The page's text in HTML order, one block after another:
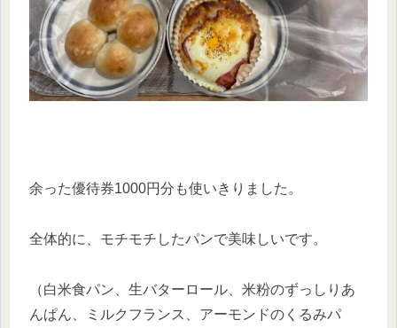
余った優待券1000円分も使いきりました。
全体的に、モチモチしたパンで美味しいです。
（白米食パン、生バターロール、米粉のずっしりあ
んぱん、ミルクフランス、アーモンドのくるみパ